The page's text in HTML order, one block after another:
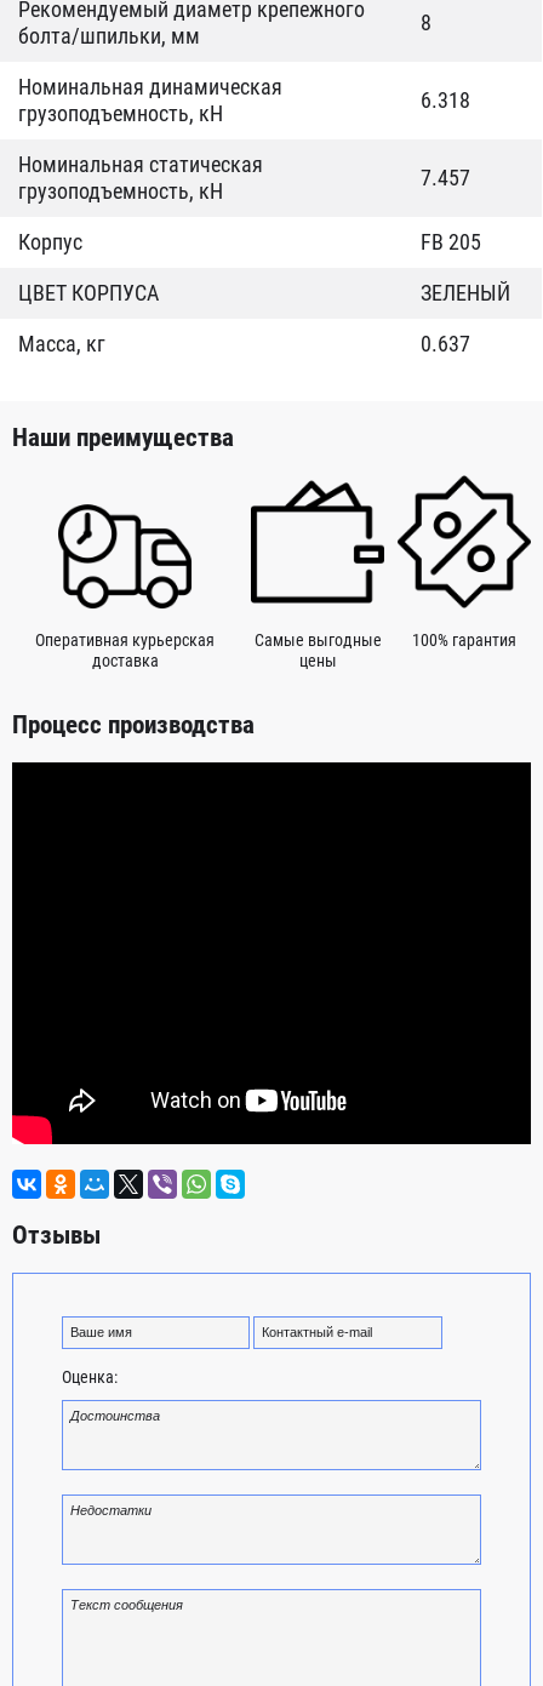
Рекомендуемый диаметр крепежного
болта/шпильки, мм
8
Номинальная динамическая
грузоподъемность, кН
6.318
Номинальная статическая
грузоподъемность, кН
7.457
Корпус
FB 205
ЦВЕТ КОРПУСА
ЗЕЛЕНЫЙ
Масса, кг
0.637
Наши преимущества
Оперативная курьерская
доставка
Самые выгодные
цены
100% гарантия
Процесс производства
Отзывы
Оценка: